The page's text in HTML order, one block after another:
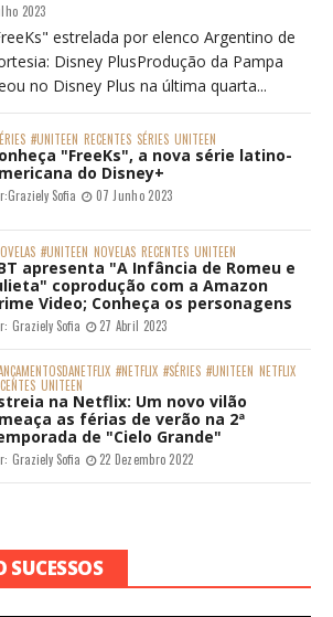
2023
estrelada por elenco Argentino de
Disney PlusProdução da Pampa
no Disney Plus na última quarta...
#UNITEEN RECENTES SÉRIES UNITEEN
"FreeKs", a nova série latino-
do Disney+
Graziely Sofia 07 Junho 2023
#UNITEEN NOVELAS RECENTES UNITEEN
apresenta "A Infância de Romeu e
coprodução com a Amazon
Video; Conheça os personagens
Graziely Sofia 27 Abril 2023
#NETFLIX #SÉRIES #UNITEEN NETFLIX
UNITEEN
na Netflix: Um novo vilão
as férias de verão na 2ª
de "Cielo Grande"
Graziely Sofia 22 Dezembro 2022
SUCESSOS